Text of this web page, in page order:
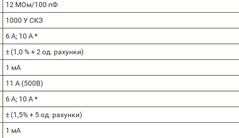
12 МОм/100 пФ
1000 У СКЗ
6 А; 10 А *
± (1,0 % + 2 од. рахунки)
1 мА
11 А (500В)
6 А; 10 А *
± (1,5% + 5 од. рахунки)
1 мА